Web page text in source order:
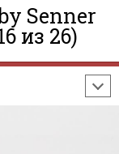
Senner
из 26)
ДЕВУШКИ